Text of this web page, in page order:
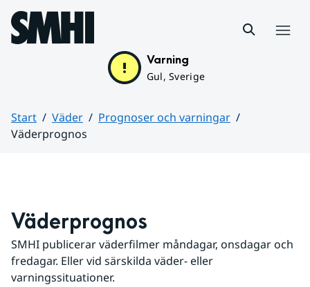
Hoppa till sidans innehåll
Varning
Gul, Sverige
Start Väder
Prognoser och varningar
Väderprognos
Väderprognos
SMHI publicerar väderfilmer måndagar, onsdagar och
fredagar. Eller vid särskilda väder- eller
varningssituationer.